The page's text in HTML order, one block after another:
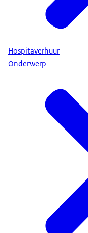
Hospitaverhuur
Onderwerp